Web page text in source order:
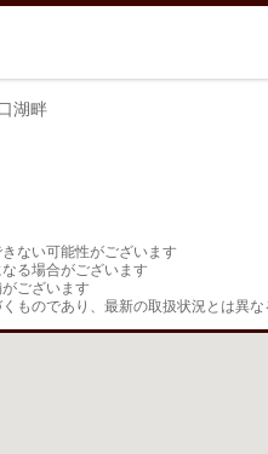
湖畔
ない可能性がございます
る場合がございます
ございます
ものであり、最新の取扱状況とは異